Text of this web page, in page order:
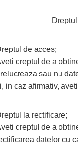
de acces;
dreptul de a
sau nu
in caz afirmativ,
la rectificare;
dreptul de a
datelor cu